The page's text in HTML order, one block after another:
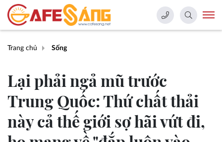
Trang chủ Sống
Lại phải ngả mũ trước
Trung Quốc: Thứ chất thải
này cả thế giới sợ hãi vứt đi,